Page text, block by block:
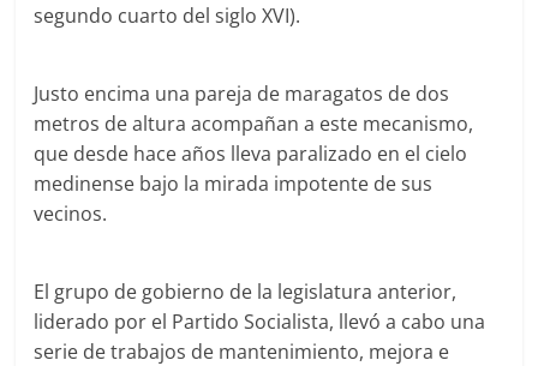
segundo cuarto del siglo XVI).
Justo encima una pareja de maragatos de dos
metros de altura acompañan a este mecanismo,
que desde hace años lleva paralizado en el cielo
medinense bajo la mirada impotente de sus
vecinos.
El grupo de gobierno de la legislatura anterior,
liderado por el Partido Socialista, llevó a cabo una
serie de trabajos de mantenimiento, mejora e